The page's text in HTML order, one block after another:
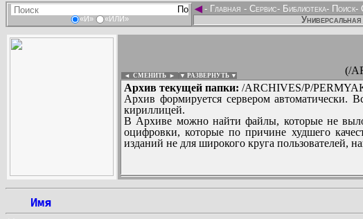
«И» «ИЛИ»
◄- Главная - Сервис- Библиотека- Поиск-
Универсальная
(/
◄ СМЕНИТЬ ► ▼ РАЗВЕРНУТЬ ▼
Архив текущей папки: /ARCHIVES/P/
Архив формируется сервером автоматически.
кириллицей.
В Архиве можно найти файлы, которые не
оцифровки, которые по причине худшего
изданий не для широкого круга пользователей,
...
Имя